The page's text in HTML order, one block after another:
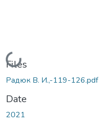
Loading...
Files
Радюк В. И.,-119-126.pdf
Date
2021